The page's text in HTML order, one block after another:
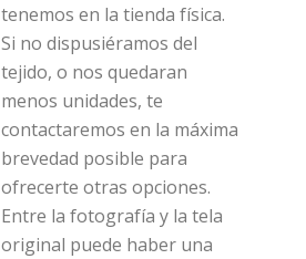
tenemos en la tienda física.
Si no dispusiéramos del
tejido, o nos quedaran
menos unidades, te
contactaremos en la máxima
brevedad posible para
ofrecerte otras opciones.
Entre la fotografía y la tela
original puede haber una